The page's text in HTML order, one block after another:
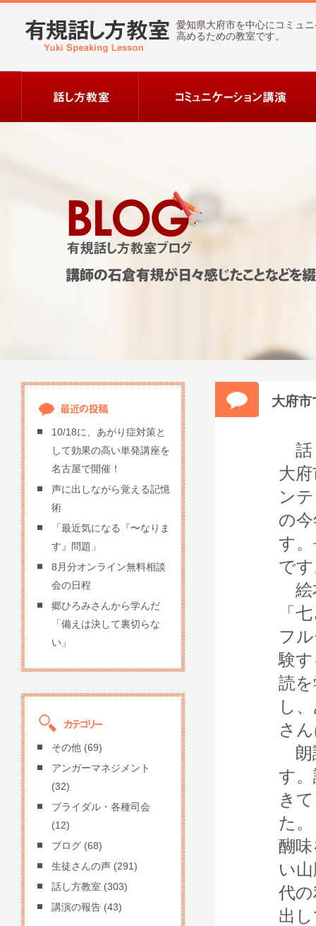
愛知県大府市を中心にコミュ
高めるための教室です。
大府市
話
大
ン
の
す
で
絵
「
フ
験
読
し
さ
朗
す
き
た
醐
い
代
出
10/18に、あがり症対策と
して効果の高い単発講座を
名古屋で開催！
声に出しながら覚える記憶
術
「最近気になる『〜なりま
す』問題」
8月分オンライン無料相談
会の日程
郷ひろみさんから学んだ
「備えは決して裏切らな
い」
その他 (69)
アンガーマネジメント
(32)
ブライダル・各種司会
(12)
ブログ (68)
生徒さんの声 (291)
話し方教室 (303)
講演の報告 (43)